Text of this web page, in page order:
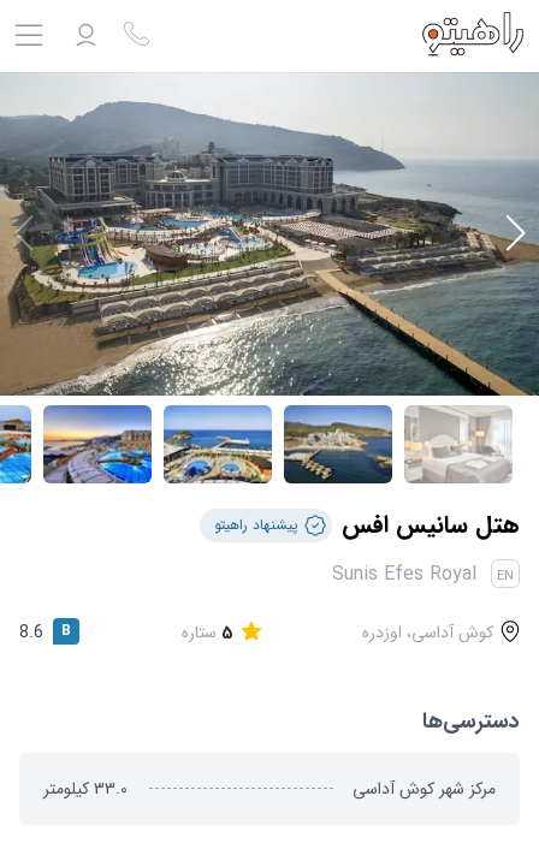
مشاهده پروفایل
خروج
ورود به حساب کاربری
حساب کاربری ندارید؟ثبت نامکنید
ثبت نام آژانس
بلیط هواپیما
تور
درباره ما
ارتباط با ما
هتل سانیس افس پیشنهاد راهیتو
EN
Sunis Efes Royal
کوش آداسی، اوزدره 5 ستاره B
8.6
دسترسی‌ها
مرکز شهر کوش آداسی 33.0کیلومتر